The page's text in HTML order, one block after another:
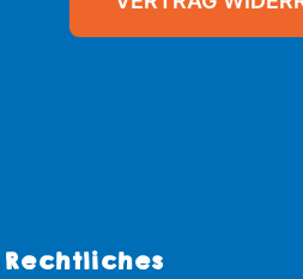
Rechtliches